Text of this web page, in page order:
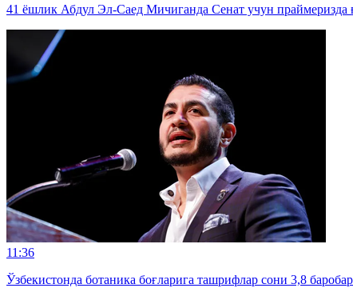
41 ёшлик Абдул Эл-Саед Мичиганда Сенат учун праймеризда
11:36
Ўзбекистонда ботаника боғларига ташрифлар сони 3,8